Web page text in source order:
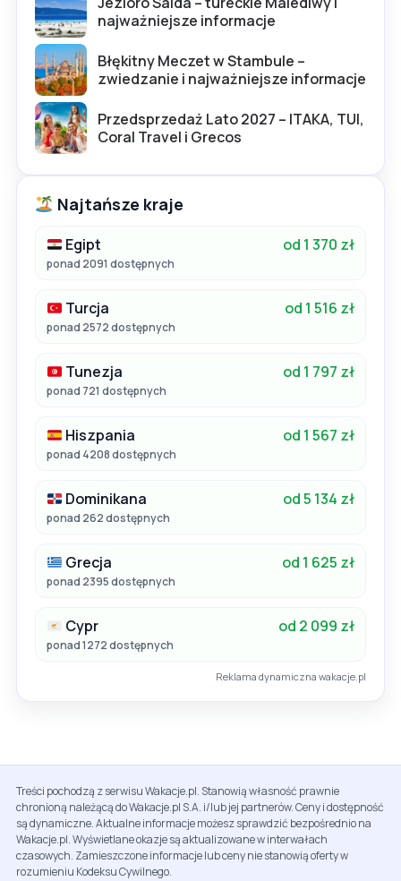
najważniejsze informacje
Błękitny Meczet w Stambule –
zwiedzanie i najważniejsze informacje
Przedsprzedaż Lato 2027 – ITAKA, TUI,
Coral Travel i Grecos
Najtańsze kraje
Egipt od 1 370 zł
ponad 2091 dostępnych
Turcja od 1 516 zł
ponad 2572 dostępnych
Tunezja od 1 797 zł
ponad 721 dostępnych
Hiszpania od 1 567 zł
ponad 4208 dostępnych
Dominikana od 5 134 zł
ponad 262 dostępnych
Grecja od 1 625 zł
ponad 2395 dostępnych
Cypr od 2 099 zł
ponad 1272 dostępnych
Reklama dynamiczna wakacje.pl
Treści pochodzą z serwisu Wakacje.pl. Stanowią własność prawnie
chronioną należącą do Wakacje.pl S.A. i/lub jej partnerów. Ceny i dostępność
są dynamiczne. Aktualne informacje możesz sprawdzić bezpośrednio na
Wakacje.pl. Wyświetlane okazje są aktualizowane w interwałach
czasowych. Zamieszczone informacje lub ceny nie stanowią oferty w
rozumieniu Kodeksu Cywilnego.